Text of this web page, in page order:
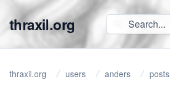
thraxil.org
thraxil.org users anders posts